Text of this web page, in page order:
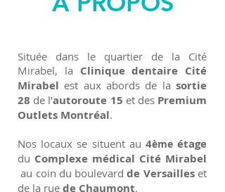
Située dans le quartier de la Cité
Mirabel, la Clinique dentaire Cité
Mirabel est aux abords de la sortie
28 de l'autoroute 15 et des Premium
Outlets Montréal.
Nos locaux se situent au 4èmeétage
du Complexe médical Cité Mirabel
au coin du boulevardde Versailleset
de la rue de Chaumont.